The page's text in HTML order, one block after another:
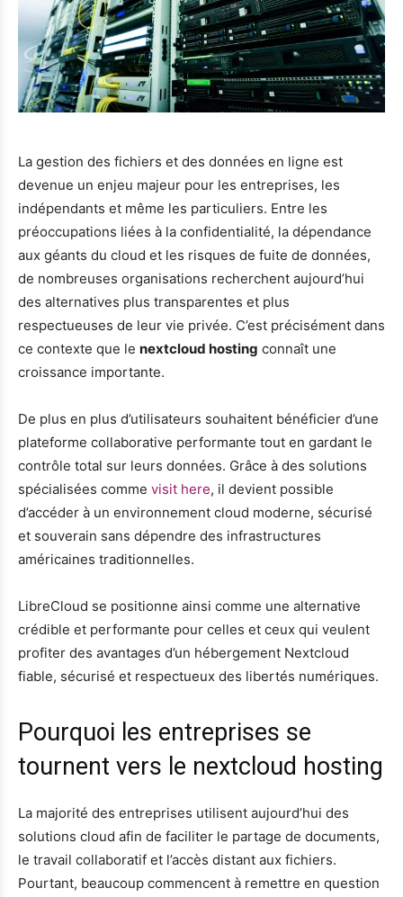
La gestion des fichiers et des données en ligne est
devenue un enjeu majeur pour les entreprises, les
indépendants et même les particuliers. Entre les
préoccupations liées à la confidentialité, la dépendance
aux géants du cloud et les risques de fuite de données,
de nombreuses organisations recherchent aujourd’hui
des alternatives plus transparentes et plus
respectueuses de leur vie privée. C’est précisément dans
ce contexte que le nextcloud hosting connaît une
croissance importante.
De plus en plus d’utilisateurs souhaitent bénéficier d’une
plateforme collaborative performante tout en gardant le
contrôle total sur leurs données. Grâce à des solutions
spécialisées comme visit here, il devient possible
d’accéder à un environnement cloud moderne, sécurisé
et souverain sans dépendre des infrastructures
américaines traditionnelles.
LibreCloud se positionne ainsi comme une alternative
crédible et performante pour celles et ceux qui veulent
profiter des avantages d’un hébergement Nextcloud
fiable, sécurisé et respectueux des libertés numériques.
Pourquoi les entreprises se
tournent vers le nextcloud hosting
La majorité des entreprises utilisent aujourd’hui des
solutions cloud afin de faciliter le partage de documents,
le travail collaboratif et l’accès distant aux fichiers.
Pourtant, beaucoup commencent à remettre en question